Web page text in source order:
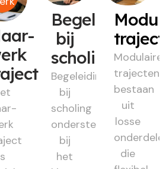
Begeleiding
bij
scholing
Begeleiding
bij
scholing
ondersteunt
bij
het
Modulaire
trajecten
bestaan
uit
losse
die